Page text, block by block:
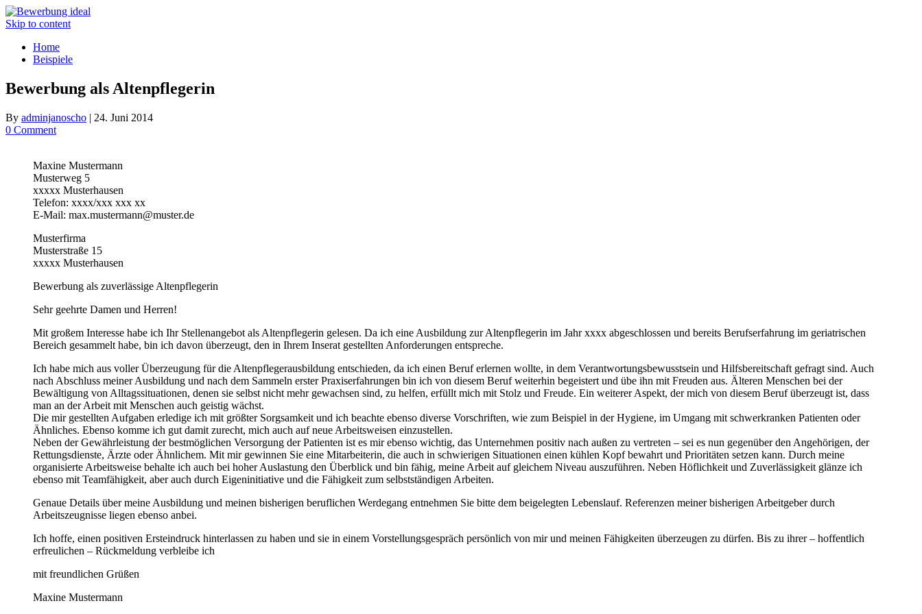
Skip to content
Home
Beispiele
Bewerbung als Altenpflegerin
By adminjanoscho | 24. Juni 2014
0 Comment
Maxine Mustermann
Musterweg 5
xxxxx Musterhausen
Telefon: xxxx/xxx xxx xx
E-Mail: max.mustermann@muster.de
Musterfirma
Musterstraße 15
xxxxx Musterhausen
Bewerbung als zuverlässige Altenpflegerin
Sehr geehrte Damen und Herren!
Mit großem Interesse habe ich Ihr Stellenangebot als Altenpflegerin gelesen. Da ich eine Ausbildung zur Altenpflegerin im Jahr xxxx abgeschlossen und bereits Berufserfahrung im geriatrischen
Bereich gesammelt habe, bin ich davon überzeugt, den in Ihrem Inserat gestellten Anforderungen entspreche.
Ich habe mich aus voller Überzeugung für die Altenpflegerausbildung entschieden, da ich einen Beruf erlernen wollte, in dem Verantwortungsbewusstsein und Hilfsbereitschaft gefragt sind. Auch
nach Abschluss meiner Ausbildung und nach dem Sammeln erster Praxiserfahrungen bin ich von diesem Beruf weiterhin begeistert und übe ihn mit Freuden aus. Älteren Menschen bei der
Bewältigung von Alltagssituationen, denen sie selbst nicht mehr gewachsen sind, zu helfen, erfüllt mich mit Stolz und Freude. Ein weiterer Aspekt, der mich von diesem Beruf überzeugt ist, dass
man an der Arbeit mit Menschen auch geistig wächst.
Die mir gestellten Aufgaben erledige ich mit größter Sorgsamkeit und ich beachte ebenso diverse Vorschriften, wie zum Beispiel in der Hygiene, im Umgang mit schwerkranken Patienten oder
Ähnliches. Ebenso komme ich gut damit zurecht, mich auch auf neue Arbeitsweisen einzustellen.
Neben der Gewährleistung der bestmöglichen Versorgung der Patienten ist es mir ebenso wichtig, das Unternehmen positiv nach außen zu vertreten – sei es nun gegenüber den Angehörigen, der
Rettungsdienste, Ärzte oder Ähnlichem. Mit mir gewinnen Sie eine Mitarbeiterin, die auch in schwierigen Situationen einen kühlen Kopf bewahrt und Prioritäten setzen kann. Durch meine
organisierte Arbeitsweise behalte ich auch bei hoher Auslastung den Überblick und bin fähig, meine Arbeit auf gleichem Niveau auszuführen. Neben Höflichkeit und Zuverlässigkeit glänze ich
ebenso mit Teamfähigkeit, aber auch durch Eigeninitiative und die Fähigkeit zum selbstständigen Arbeiten.
Genaue Details über meine Ausbildung und meinen bisherigen beruflichen Werdegang entnehmen Sie bitte dem beigelegten Lebenslauf. Referenzen meiner bisherigen Arbeitgeber durch
Arbeitszeugnisse liegen ebenso anbei.
Ich hoffe, einen positiven Ersteindruck hinterlassen zu haben und sie in einem Vorstellungsgespräch persönlich von mir und meinen Fähigkeiten überzeugen zu dürfen. Bis zu ihrer – hoffentlich
erfreulichen – Rückmeldung verbleibe ich
mit freundlichen Grüßen
Maxine Mustermann